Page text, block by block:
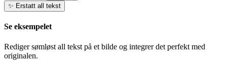
✨ Erstatt all tekst
Se eksempelet
Rediger sømløst all tekst på et bilde og integrer det perfekt med
originalen.